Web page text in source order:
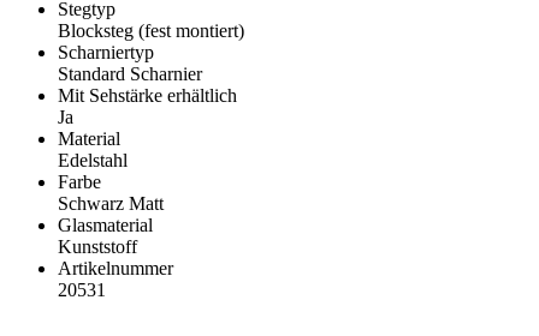
Stegtyp
Blocksteg (fest montiert)
Scharniertyp
Standard Scharnier
Mit Sehstärke erhältlich
Ja
Material
Edelstahl
Farbe
Schwarz Matt
Glasmaterial
Kunststoff
Artikelnummer
20531